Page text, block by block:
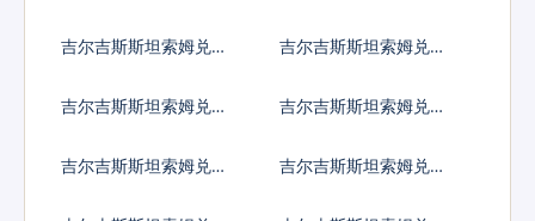
吉尔吉斯斯坦索姆兑阿
吉尔吉斯斯坦索姆兑阿
吉尔吉斯斯坦索姆兑阿
吉尔吉斯斯坦索姆兑亚
吉尔吉斯斯坦索姆兑安
吉尔吉斯斯坦索姆兑阿